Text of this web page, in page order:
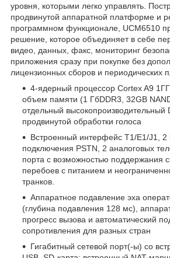
уровня, которыми легко управлять.
продвинутой аппаратной платформе и
программном функционале, UCM6510
решение, которое объединяет в себе
видео, данных, факс, мониторинг
приложения сразу при покупке без
лицензионных сборов и периодических
4-ядерный процессор Cortex A9
объем памяти (1 ГбDDR3, 32GB
отдельный высокопроизводительный
продвинутой обработки голоса
Встроенный интерфейс T1/E1/J1, 2
подключения PSTN, 2 аналоговых
порта с возможностью поддержания
перебоев с питанием и
транков.
Аппаратное подавление эха
(глубина подавления 128 мс),
прогресс вызова и автоматический
сопротивления для разных стран
Гигабитный сетевой порт(-ы) со